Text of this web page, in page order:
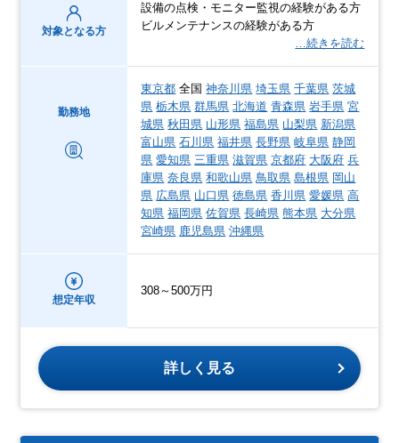
対象となる方
設備の点検・モニター監視の経験がある方
ビルメンテナンスの経験がある方
…続きを読む
勤務地
東京都 全国神奈川県 埼玉県 千葉県 茨城
県 栃木県 群馬県 北海道 青森県 岩手県 宮
城県 秋田県 山形県 福島県 山梨県 新潟県
富山県 石川県 福井県 長野県 岐阜県 静岡
県 愛知県 三重県 滋賀県 京都府 大阪府 兵
庫県 奈良県 和歌山県 鳥取県 島根県 岡山
県 広島県 山口県 徳島県 香川県 愛媛県 高
知県 福岡県 佐賀県 長崎県 熊本県 大分県
宮崎県 鹿児島県 沖縄県
想定年収
308～500万円
詳しく見る